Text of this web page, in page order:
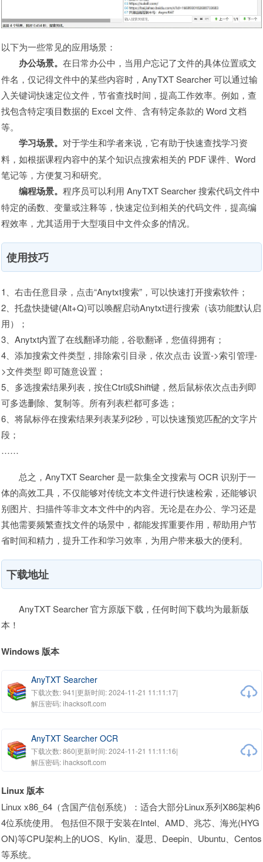
以下为一些常见的应用场景：
办公场景。 在日常办公中，当用户忘记了文件的具体位置或文
件名，仅记得文件中的某些内容时，AnyTXT Searcher 可以通过输
入关键词快速定位文件，节省查找时间，提高工作效率。例如，查
找包含特定项目数据的 Excel 文件、含有特定条款的 Word 文档
等。
学习场景。 对于学生和学者来说，它有助于快速查找学习资
料，如根据课程内容中的某个知识点搜索相关的 PDF 课件、Word
笔记等，方便复习和研究。
编程场景。 程序员可以利用 AnyTXT Searcher 搜索代码文件中
特定的函数、变量或注释等，快速定位到相关的代码文件，提高编
程效率，尤其适用于大型项目中文件众多的情况。
使用技巧
1、右击任意目录，点击“Anytxt搜索”，可以快速打开搜索软件；
2、托盘快捷键(Alt+Q)可以唤醒启动Anytxt进行搜索（该功能默认启
用）；
3、Anytxt内置了在线翻译功能，谷歌翻译，您值得拥有；
4、添加搜索文件类型，排除索引目录，依次点击 设置->索引管理-
>文件类型 即可随意设置；
5、多选搜索结果列表，按住Ctrl或Shift键，然后鼠标依次点击列即
可多选删除、复制等。所有列表栏都可多选；
6、将鼠标停在搜索结果列表某列2秒，可以快速预览匹配的文字片
段；
……
总之，AnyTXT Searcher 是一款集全文搜索与 OCR 识别于一
体的高效工具，不仅能够对传统文本文件进行快速检索，还能够识
别图片、扫描件等非文本文件中的内容。无论是在办公、学习还是
其他需要频繁查找文件的场景中，都能发挥重要作用，帮助用户节
省时间和精力，提升工作和学习效率，为用户带来极大的便利。
下载地址
AnyTXT Searcher 官方原版下载，任何时间下载均为最新版
本！
Windows 版本
AnyTXT Searcher
下载次数: 941 |更新时间: 2024-11-21 11:11:17|
解压密码: ihacksoft.com
AnyTXT Searcher OCR
下载次数: 860|更新时间: 2024-11-21 11:11:16|
解压密码: ihacksoft.com
Linux 版本
Linux x86_64（含国产信创系统）：适合大部分Linux系列X86架构6
4位系统使用。 包括但不限于安装在Intel、AMD、兆芯、海光(HYG
ON)等CPU架构上的UOS、Kylin、凝思、Deepin、Ubuntu、Centos
等系统。